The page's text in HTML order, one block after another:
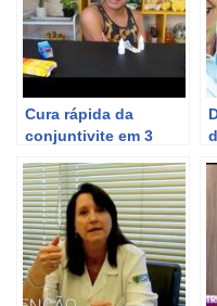
Cura rápida da
conjuntivite em 3
tratamentos eficazes